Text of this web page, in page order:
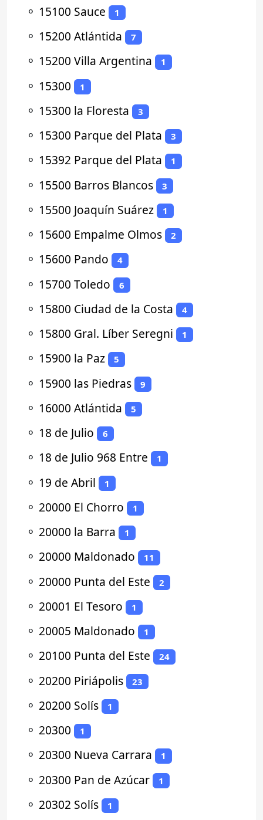
⚬ 15100 Sauce 1
⚬ 15200 Atlántida 7
⚬ 15200 Villa Argentina 1
⚬ 15300 1
⚬ 15300 la Floresta 3
⚬ 15300 Parque del Plata 3
⚬ 15392 Parque del Plata 1
⚬ 15500 Barros Blancos 3
⚬ 15500 Joaquín Suárez 1
⚬ 15600 Empalme Olmos 2
⚬ 15600 Pando 4
⚬ 15700 Toledo 6
⚬ 15800 Ciudad de la Costa 4
⚬ 15800 Gral. Líber Seregni 1
⚬ 15900 la Paz 5
⚬ 15900 las Piedras 9
⚬ 16000 Atlántida 5
⚬ 18 de Julio 6
⚬ 18 de Julio 968 Entre 1
⚬ 19 de Abril 1
⚬ 20000 El Chorro 1
⚬ 20000 la Barra 1
⚬ 20000 Maldonado 11
⚬ 20000 Punta del Este 2
⚬ 20001 El Tesoro 1
⚬ 20005 Maldonado 1
⚬ 20100 Punta del Este 24
⚬ 20200 Piriápolis 23
⚬ 20200 Solís 1
⚬ 20300 1
⚬ 20300 Nueva Carrara 1
⚬ 20300 Pan de Azúcar 1
⚬ 20302 Solís 1